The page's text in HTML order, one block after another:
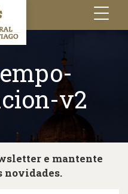
v2
e mantente
novidades.